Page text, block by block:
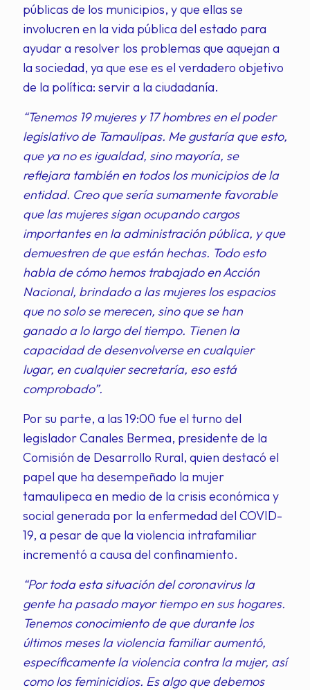
públicas de los municipios, y que ellas se
involucren en la vida pública del estado para
ayudar a resolver los problemas que aquejan a
la sociedad, ya que ese es el verdadero objetivo
de la política: servir a la ciudadanía.
“Tenemos 19 mujeres y 17 hombres en el poder
legislativo de Tamaulipas. Me gustaría que esto,
que ya no es igualdad, sino mayoría, se
reflejara también en todos los municipios de la
entidad. Creo que sería sumamente favorable
que las mujeres sigan ocupando cargos
importantes en la administración pública, y que
demuestren de que están hechas. Todo esto
habla de cómo hemos trabajado en Acción
Nacional, brindado a las mujeres los espacios
que no solo se merecen, sino que se han
ganado a lo largo del tiempo. Tienen la
capacidad de desenvolverse en cualquier
lugar, en cualquier secretaría, eso está
comprobado”.
Por su parte, a las 19:00 fue el turno del
legislador Canales Bermea, presidente de la
Comisión de Desarrollo Rural, quien destacó el
papel que ha desempeñado la mujer
tamaulipeca en medio de la crisis económica y
social generada por la enfermedad del COVID-
19, a pesar de que la violencia intrafamiliar
incrementó a causa del confinamiento.
“Por toda esta situación del coronavirus la
gente ha pasado mayor tiempo en sus hogares.
Tenemos conocimiento de que durante los
últimos meses la violencia familiar aumentó,
específicamente la violencia contra la mujer, así
como los feminicidios. Es algo que debemos